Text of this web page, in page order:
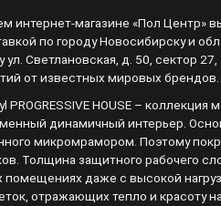
интернет-магазине «Пол Центр»
по городу Новосибирску и
ул. Светлановская, д. 50, сектор
от известных мировых брендов.
PROGRESSIVE HOUSE –
динамичный интерьер.
микромрамором. Поэтому
Толщина защитного рабочего
даже с высокой
отражающих тепло и красоту